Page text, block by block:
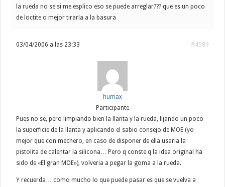
la rueda no se si me esplico eso se puede arreglar??? que es un poco
de loctite o mejor tirarla a la basura
03/04/2006 a las 23:33 #4589
humax
Participante
Pues no se, pero limpiando bien la llanta y la rueda, lijando un poco
la superficie de la llanta y aplicando el sabio consejo de MOE (yo
mejor que con mechero, en caso de disponer de ella usaria la
pistolita de calentar la silicona… Pero q conste q la idea original ha
sido de «El gran MOE»), volveria a pegar la goma a la rueda.
Y recuerda… como mucho lo que puede pasar es que se vuelva a